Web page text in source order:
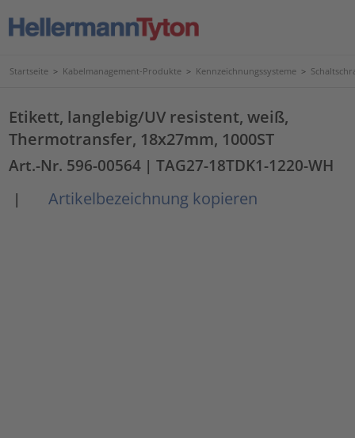
Startseite > Kabelmanagement-Produkte > Kennzeichnungssysteme >
Etikett, langlebig/UV resistent, weiß,
Thermotransfer, 18x27mm, 1000ST
Art.-Nr. 596-00564 | TAG27-18TDK1-1220-WH
|
Artikelbezeichnung kopieren